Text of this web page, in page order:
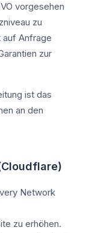
vorgesehen
zu
auf Anfrage
zur
ist das
an den
Network
zu erhöhen.